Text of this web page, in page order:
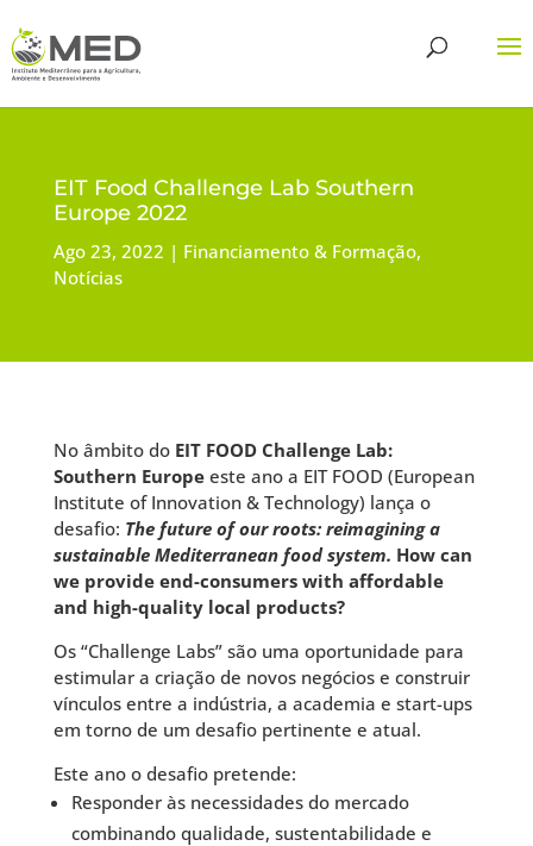
EIT Food Challenge Lab Southern
Europe 2022
Ago 23, 2022 Financiamento & Formação,
Notícias
No âmbito do EIT FOOD Challenge Lab:
Southern Europeeste ano a EIT FOOD (European
Institute of Innovation & Technology) lança o
desafio: The future of our roots: reimagining a
sustainable Mediterranean food system. How can
we provide end-consumers with affordable
and high-quality local products?
Os “Challenge Labs” são uma oportunidade para
estimular a criação de novos negócios e construir
vínculos entre a indústria, a academia e start-ups
em torno de um desafio pertinente e atual.
Este ano o desafio pretende:
Responder às necessidades do mercado
combinando qualidade, sustentabilidade e